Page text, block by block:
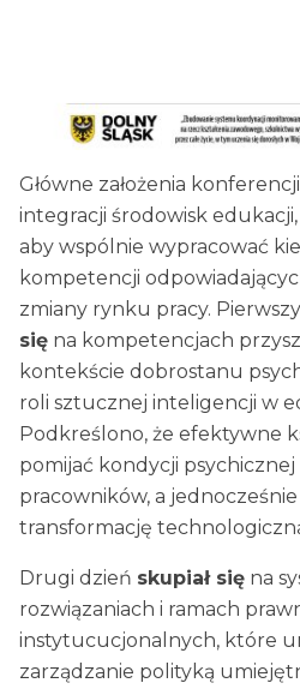
Główne założenia konferencji
integracji środowisk
aby wspólnie wypracować
kompetencji
zmiany rynku pracy.
się na kompetencjach
kontekście dobrostanu
roli sztucznej inteligencji w
Podkreślono, że efektywne
pomijać kondycji
pracowników, a
transformację
Drugi dzień skupiał się na
rozwiązaniach i ramach
instytucucjonalnych, które
zarządzanie polityką